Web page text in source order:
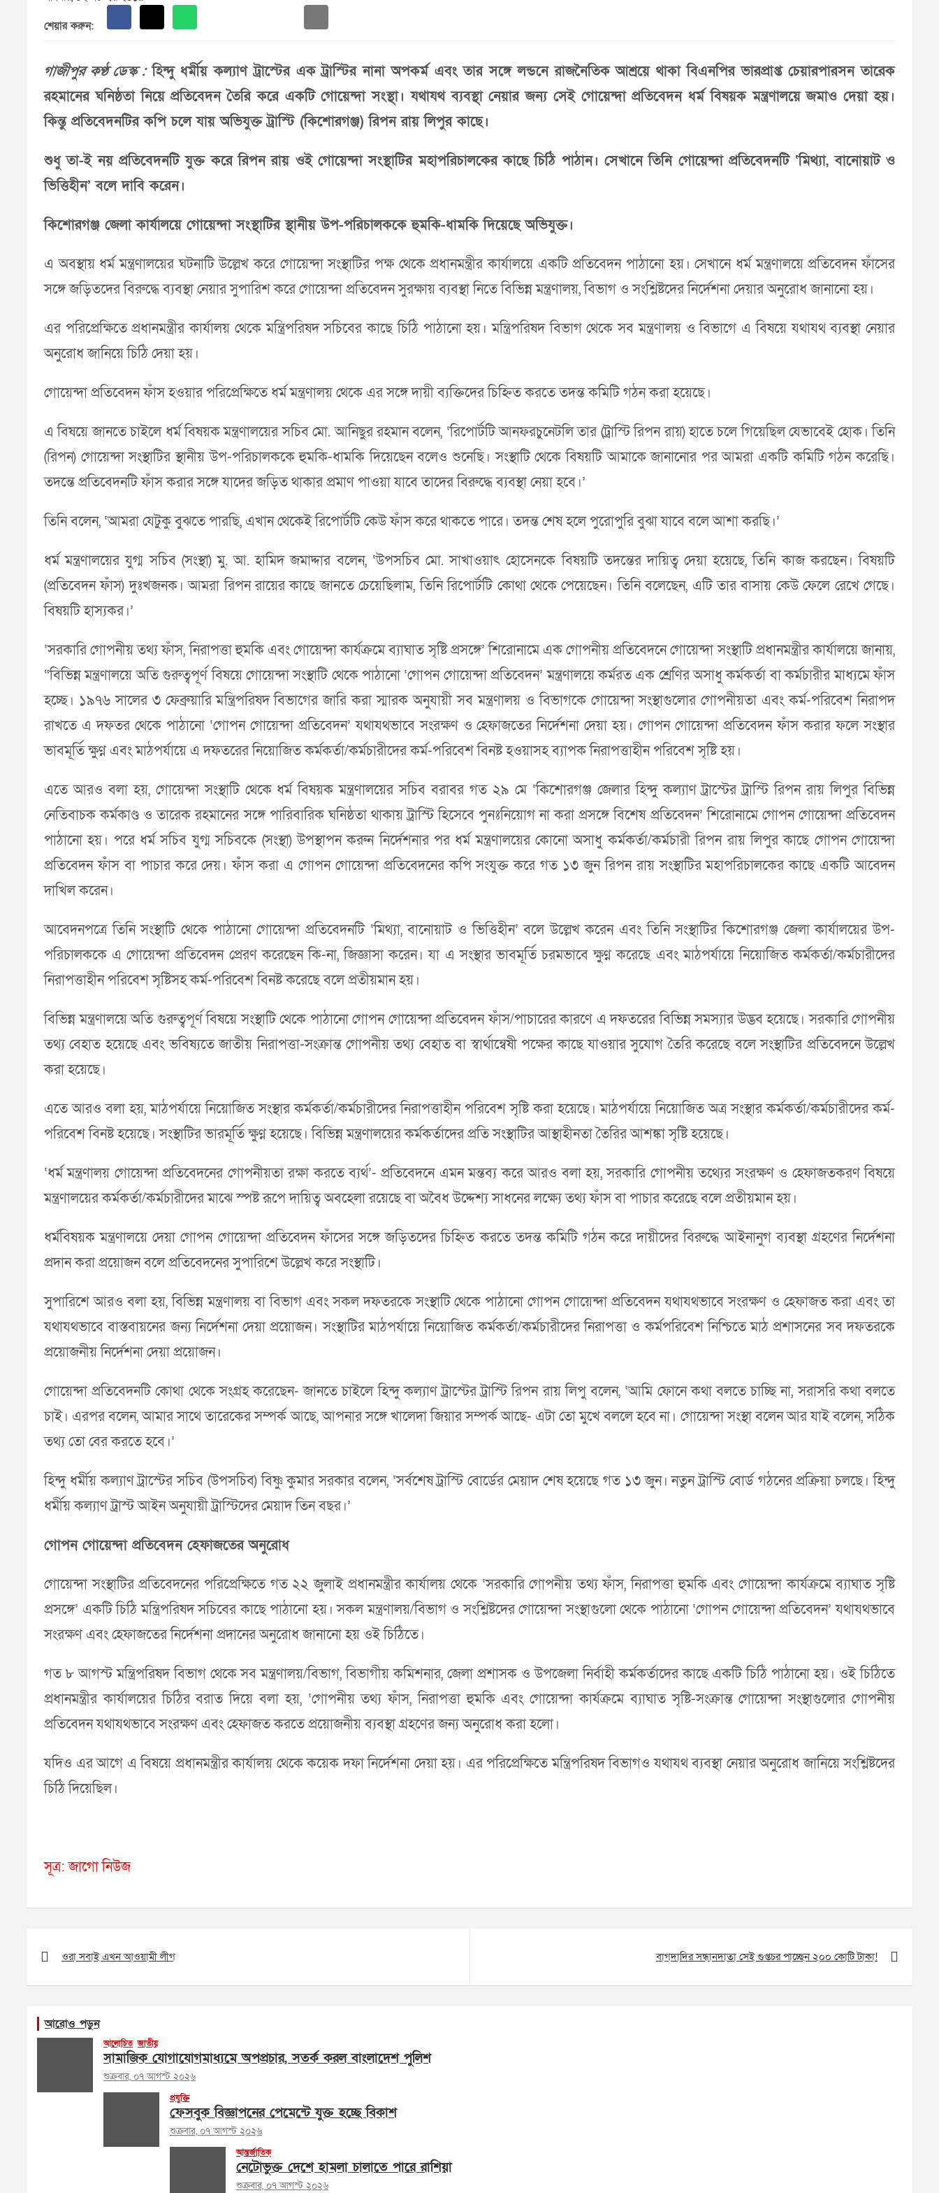
শেয়ার করুন:
গাজীপুর কণ্ঠ ডেস্ক :হিন্দু ধর্মীয় কল্যাণ ট্রাস্টের এক ট্রাস্টির নানা অপকর্ম এবং তার সঙ্গে লন্ডনে রাজনৈতিক আশ্রয়ে থাকা বিএনপির ভারপ্রাপ্ত চেয়ারপারসন তারেক
রহমানের ঘনিষ্ঠতা নিয়ে প্রতিবেদন তৈরি করে একটি গোয়েন্দা সংস্থা। যথাযথ ব্যবস্থা নেয়ার জন্য সেই গোয়েন্দা প্রতিবেদন ধর্ম বিষয়ক মন্ত্রণালয়ে জমাও দেয়া হয়।
কিন্তু প্রতিবেদনটির কপি চলে যায় অভিযুক্ত ট্রাস্টি (কিশোরগঞ্জ) রিপন রায় লিপুর কাছে।
শুধু তা-ই নয় প্রতিবেদনটি যুক্ত করে রিপন রায় ওই গোয়েন্দা সংস্থাটির মহাপরিচালকের কাছে চিঠি পাঠান। সেখানে তিনি গোয়েন্দা প্রতিবেদনটি ‘মিথ্যা, বানোয়াট ও
ভিত্তিহীন’ বলে দাবি করেন।
কিশোরগঞ্জ জেলা কার্যালয়ে গোয়েন্দা সংস্থাটির স্থানীয় উপ-পরিচালককে হুমকি-ধামকি দিয়েছে অভিযুক্ত।
এ অবস্থায় ধর্ম মন্ত্রণালয়ের ঘটনাটি উল্লেখ করে গোয়েন্দা সংস্থাটির পক্ষ থেকে প্রধানমন্ত্রীর কার্যালয়ে একটি প্রতিবেদন পাঠানো হয়। সেখানে ধর্ম মন্ত্রণালয়ে প্রতিবেদন ফাঁসের
সঙ্গে জড়িতদের বিরুদ্ধে ব্যবস্থা নেয়ার সুপারিশ করে গোয়েন্দা প্রতিবেদন সুরক্ষায় ব্যবস্থা নিতে বিভিন্ন মন্ত্রণালয়, বিভাগ ও সংশ্লিষ্টদের নির্দেশনা দেয়ার অনুরোধ জানানো হয়।
এর পরিপ্রেক্ষিতে প্রধানমন্ত্রীর কার্যালয় থেকে মন্ত্রিপরিষদ সচিবের কাছে চিঠি পাঠানো হয়। মন্ত্রিপরিষদ বিভাগ থেকে সব মন্ত্রণালয় ও বিভাগে এ বিষয়ে যথাযথ ব্যবস্থা নেয়ার
অনুরোধ জানিয়ে চিঠি দেয়া হয়।
গোয়েন্দা প্রতিবেদন ফাঁস হওয়ার পরিপ্রেক্ষিতে ধর্ম মন্ত্রণালয় থেকে এর সঙ্গে দায়ী ব্যক্তিদের চিহ্নিত করতে তদন্ত কমিটি গঠন করা হয়েছে।
এ বিষয়ে জানতে চাইলে ধর্ম বিষয়ক মন্ত্রণালয়ের সচিব মো. আনিছুর রহমান বলেন, ‘রিপোর্টটি আনফরচুনেটলি তার (ট্রাস্টি রিপন রায়) হাতে চলে গিয়েছিল যেভাবেই হোক। তিনি
(রিপন) গোয়েন্দা সংস্থাটির স্থানীয় উপ-পরিচালককে হুমকি-ধামকি দিয়েছেন বলেও শুনেছি। সংস্থাটি থেকে বিষয়টি আমাকে জানানোর পর আমরা একটি কমিটি গঠন করেছি।
তদন্তে প্রতিবেদনটি ফাঁস করার সঙ্গে যাদের জড়িত থাকার প্রমাণ পাওয়া যাবে তাদের বিরুদ্ধে ব্যবস্থা নেয়া হবে।’
তিনি বলেন, ‘আমরা যেটুকু বুঝতে পারছি, এখান থেকেই রিপোর্টটি কেউ ফাঁস করে থাকতে পারে। তদন্ত শেষ হলে পুরোপুরি বুঝা যাবে বলে আশা করছি।’
ধর্ম মন্ত্রণালয়ের যুগ্ম সচিব (সংস্থা) মু. আ. হামিদ জমাদ্দার বলেন, ‘উপসচিব মো. সাখাওয়াৎ হোসেনকে বিষয়টি তদন্তের দায়িত্ব দেয়া হয়েছে, তিনি কাজ করছেন। বিষয়টি
(প্রতিবেদন ফাঁস) দুঃখজনক। আমরা রিপন রায়ের কাছে জানতে চেয়েছিলাম, তিনি রিপোর্টটি কোথা থেকে পেয়েছেন। তিনি বলেছেন, এটি তার বাসায় কেউ ফেলে রেখে গেছে।
বিষয়টি হাস্যকর।’
‘সরকারি গোপনীয় তথ্য ফাঁস, নিরাপত্তা হুমকি এবং গোয়েন্দা কার্যক্রমে ব্যাঘাত সৃষ্টি প্রসঙ্গে’ শিরোনামে এক গোপনীয় প্রতিবেদনে গোয়েন্দা সংস্থাটি প্রধানমন্ত্রীর কার্যালয়ে জানায়,
“বিভিন্ন মন্ত্রণালয়ে অতি গুরুত্বপূর্ণ বিষয়ে গোয়েন্দা সংস্থাটি থেকে পাঠানো ‘গোপন গোয়েন্দা প্রতিবেদন’ মন্ত্রণালয়ে কর্মরত এক শ্রেণির অসাধু কর্মকর্তা বা কর্মচারীর মাধ্যমে ফাঁস
হচ্ছে। ১৯৭৬ সালের ৩ ফেব্রুয়ারি মন্ত্রিপরিষদ বিভাগের জারি করা স্মারক অনুযায়ী সব মন্ত্রণালয় ও বিভাগকে গোয়েন্দা সংস্থাগুলোর গোপনীয়তা এবং কর্ম-পরিবেশ নিরাপদ
রাখতে এ দফতর থেকে পাঠানো ‘গোপন গোয়েন্দা প্রতিবেদন’ যথাযথভাবে সংরক্ষণ ও হেফাজতের নির্দেশনা দেয়া হয়। গোপন গোয়েন্দা প্রতিবেদন ফাঁস করার ফলে সংস্থার
ভাবমূর্তি ক্ষুণ্ন এবং মাঠপর্যায়ে এ দফতরের নিয়োজিত কর্মকর্তা/কর্মচারীদের কর্ম-পরিবেশ বিনষ্ট হওয়াসহ ব্যাপক নিরাপত্তাহীন পরিবেশ সৃষ্টি হয়।
এতে আরও বলা হয়, গোয়েন্দা সংস্থাটি থেকে ধর্ম বিষয়ক মন্ত্রণালয়ের সচিব বরাবর গত ২৯ মে ‘কিশোরগঞ্জ জেলার হিন্দু কল্যাণ ট্রাস্টের ট্রাস্টি রিপন রায় লিপুর বিভিন্ন
নেতিবাচক কর্মকাণ্ড ও তারেক রহমানের সঙ্গে পারিবারিক ঘনিষ্ঠতা থাকায় ট্রাস্টি হিসেবে পুনঃনিয়োগ না করা প্রসঙ্গে বিশেষ প্রতিবেদন’ শিরোনামে গোপন গোয়েন্দা প্রতিবেদন
পাঠানো হয়। পরে ধর্ম সচিব যুগ্ম সচিবকে (সংস্থা) উপস্থাপন করুন নির্দেশনার পর ধর্ম মন্ত্রণালয়ের কোনো অসাধু কর্মকর্তা/কর্মচারী রিপন রায় লিপুর কাছে গোপন গোয়েন্দা
প্রতিবেদন ফাঁস বা পাচার করে দেয়। ফাঁস করা এ গোপন গোয়েন্দা প্রতিবেদনের কপি সংযুক্ত করে গত ১৩ জুন রিপন রায় সংস্থাটির মহাপরিচালকের কাছে একটি আবেদন
দাখিল করেন।
আবেদনপত্রে তিনি সংস্থাটি থেকে পাঠানো গোয়েন্দা প্রতিবেদনটি ‘মিথ্যা, বানোয়াট ও ভিত্তিহীন’ বলে উল্লেখ করেন এবং তিনি সংস্থাটির কিশোরগঞ্জ জেলা কার্যালয়ের উপ-
পরিচালককে এ গোয়েন্দা প্রতিবেদন প্রেরণ করেছেন কি-না, জিজ্ঞাসা করেন। যা এ সংস্থার ভাবমূর্তি চরমভাবে ক্ষুণ্ন করেছে এবং মাঠপর্যায়ে নিয়োজিত কর্মকর্তা/কর্মচারীদের
নিরাপত্তাহীন পরিবেশ সৃষ্টিসহ কর্ম-পরিবেশ বিনষ্ট করেছে বলে প্রতীয়মান হয়।
বিভিন্ন মন্ত্রণালয়ে অতি গুরুত্বপূর্ণ বিষয়ে সংস্থাটি থেকে পাঠানো গোপন গোয়েন্দা প্রতিবেদন ফাঁস/পাচারের কারণে এ দফতরের বিভিন্ন সমস্যার উদ্ভব হয়েছে। সরকারি গোপনীয়
তথ্য বেহাত হয়েছে এবং ভবিষ্যতে জাতীয় নিরাপত্তা-সংক্রান্ত গোপনীয় তথ্য বেহাত বা স্বার্থান্বেষী পক্ষের কাছে যাওয়ার সুযোগ তৈরি করেছে বলে সংস্থাটির প্রতিবেদনে উল্লেখ
করা হয়েছে।
এতে আরও বলা হয়, মাঠপর্যায়ে নিয়োজিত সংস্থার কর্মকর্তা/কর্মচারীদের নিরাপত্তাহীন পরিবেশ সৃষ্টি করা হয়েছে। মাঠপর্যায়ে নিয়োজিত অত্র সংস্থার কর্মকর্তা/কর্মচারীদের কর্ম-
পরিবেশ বিনষ্ট হয়েছে। সংস্থাটির ভারমূর্তি ক্ষুণ্ন হয়েছে। বিভিন্ন মন্ত্রণালয়ের কর্মকর্তাদের প্রতি সংস্থাটির আস্থাহীনতা তৈরির আশঙ্কা সৃষ্টি হয়েছে।
‘ধর্ম মন্ত্রণালয় গোয়েন্দা প্রতিবেদনের গোপনীয়তা রক্ষা করতে ব্যর্থ’- প্রতিবেদনে এমন মন্তব্য করে আরও বলা হয়, সরকারি গোপনীয় তথ্যের সংরক্ষণ ও হেফাজতকরণ বিষয়ে
মন্ত্রণালয়ের কর্মকর্তা/কর্মচারীদের মাঝে স্পষ্ট রূপে দায়িত্ব অবহেলা রয়েছে বা অবৈধ উদ্দেশ্য সাধনের লক্ষ্যে তথ্য ফাঁস বা পাচার করেছে বলে প্রতীয়মান হয়।
ধর্মবিষয়ক মন্ত্রণালয়ে দেয়া গোপন গোয়েন্দা প্রতিবেদন ফাঁসের সঙ্গে জড়িতদের চিহ্নিত করতে তদন্ত কমিটি গঠন করে দায়ীদের বিরুদ্ধে আইনানুগ ব্যবস্থা গ্রহণের নির্দেশনা
প্রদান করা প্রয়োজন বলে প্রতিবেদনের সুপারিশে উল্লেখ করে সংস্থাটি।
সুপারিশে আরও বলা হয়, বিভিন্ন মন্ত্রণালয় বা বিভাগ এবং সকল দফতরকে সংস্থাটি থেকে পাঠানো গোপন গোয়েন্দা প্রতিবেদন যথাযথভাবে সংরক্ষণ ও হেফাজত করা এবং তা
যথাযথভাবে বাস্তবায়নের জন্য নির্দেশনা দেয়া প্রয়োজন। সংস্থাটির মাঠপর্যায়ে নিয়োজিত কর্মকর্তা/কর্মচারীদের নিরাপত্তা ও কর্মপরিবেশ নিশ্চিতে মাঠ প্রশাসনের সব দফতরকে
প্রয়োজনীয় নির্দেশনা দেয়া প্রয়োজন।
গোয়েন্দা প্রতিবেদনটি কোথা থেকে সংগ্রহ করেছেন- জানতে চাইলে হিন্দু কল্যাণ ট্রাস্টের ট্রাস্টি রিপন রায় লিপু বলেন, ‘আমি ফোনে কথা বলতে চাচ্ছি না, সরাসরি কথা বলতে
চাই। এরপর বলেন, আমার সাথে তারেকের সম্পর্ক আছে, আপনার সঙ্গে খালেদা জিয়ার সম্পর্ক আছে- এটা তো মুখে বললে হবে না। গোয়েন্দা সংস্থা বলেন আর যাই বলেন, সঠিক
তথ্য তো বের করতে হবে।’
হিন্দু ধর্মীয় কল্যাণ ট্রাস্টের সচিব (উপসচিব) বিষ্ণু কুমার সরকার বলেন, ‘সর্বশেষ ট্রাস্টি বোর্ডের মেয়াদ শেষ হয়েছে গত ১৩ জুন। নতুন ট্রাস্টি বোর্ড গঠনের প্রক্রিয়া চলছে। হিন্দু
ধর্মীয় কল্যাণ ট্রাস্ট আইন অনুযায়ী ট্রাস্টিদের মেয়াদ তিন বছর।’
গোপন গোয়েন্দা প্রতিবেদন হেফাজতের অনুরোধ
গোয়েন্দা সংস্থাটির প্রতিবেদনের পরিপ্রেক্ষিতে গত ২২ জুলাই প্রধানমন্ত্রীর কার্যালয় থেকে ‘সরকারি গোপনীয় তথ্য ফাঁস, নিরাপত্তা হুমকি এবং গোয়েন্দা কার্যক্রমে ব্যাঘাত সৃষ্টি
প্রসঙ্গে’ একটি চিঠি মন্ত্রিপরিষদ সচিবের কাছে পাঠানো হয়। সকল মন্ত্রণালয়/বিভাগ ও সংশ্লিষ্টদের গোয়েন্দা সংস্থাগুলো থেকে পাঠানো ‘গোপন গোয়েন্দা প্রতিবেদন’ যথাযথভাবে
সংরক্ষণ এবং হেফাজতের নির্দেশনা প্রদানের অনুরোধ জানানো হয় ওই চিঠিতে।
গত ৮ আগস্ট মন্ত্রিপরিষদ বিভাগ থেকে সব মন্ত্রণালয়/বিভাগ, বিভাগীয় কমিশনার, জেলা প্রশাসক ও উপজেলা নির্বাহী কর্মকর্তাদের কাছে একটি চিঠি পাঠানো হয়। ওই চিঠিতে
প্রধানমন্ত্রীর কার্যালয়ের চিঠির বরাত দিয়ে বলা হয়, ‘গোপনীয় তথ্য ফাঁস, নিরাপত্তা হুমকি এবং গোয়েন্দা কার্যক্রমে ব্যাঘাত সৃষ্টি-সংক্রান্ত গোয়েন্দা সংস্থাগুলোর গোপনীয়
প্রতিবেদন যথাযথভাবে সংরক্ষণ এবং হেফাজত করতে প্রয়োজনীয় ব্যবস্থা গ্রহণের জন্য অনুরোধ করা হলো।
যদিও এর আগে এ বিষয়ে প্রধানমন্ত্রীর কার্যালয় থেকে কয়েক দফা নির্দেশনা দেয়া হয়। এর পরিপ্রেক্ষিতে মন্ত্রিপরিষদ বিভাগও যথাযথ ব্যবস্থা নেয়ার অনুরোধ জানিয়ে সংশ্লিষ্টদের
চিঠি দিয়েছিল।
সূত্র: জাগো নিউজ
navigation
ওরা সবাই এখন আওয়ামী লীগ বাগদাদির সন্ধানদাতা সেই গুপ্তচর পাচ্ছেন ২০০ কোটি টাকা!
আরোও পড়ুন
আলোচিত জাতীয়
সামাজিক যোগাযোগমাধ্যমে অপপ্রচার, সতর্ক করল বাংলাদেশ পুলিশ
শুক্রবার, ০৭ আগস্ট ২০২৬
প্রযুক্তি
ফেসবুক বিজ্ঞাপনের পেমেন্টে যুক্ত হচ্ছে বিকাশ
শুক্রবার, ০৭ আগস্ট ২০২৬
আন্তর্জাতিক
নেটোভুক্ত দেশে হামলা চালাতে পারে রাশিয়া
শুক্রবার, ০৭ আগস্ট ২০২৬